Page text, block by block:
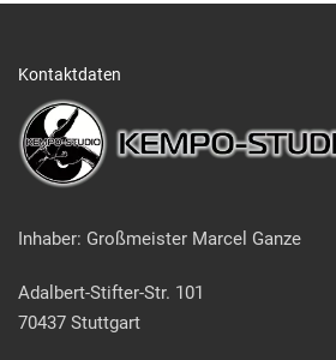
Kontaktdaten
Inhaber: Großmeister Marcel Ganze
Adalbert-Stifter-Str. 101
70437 Stuttgart